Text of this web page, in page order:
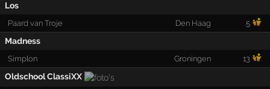
Los
Paard van Troje Den Haag 5
Madness
Simplon Groningen 13
Oldschool ClassiXX